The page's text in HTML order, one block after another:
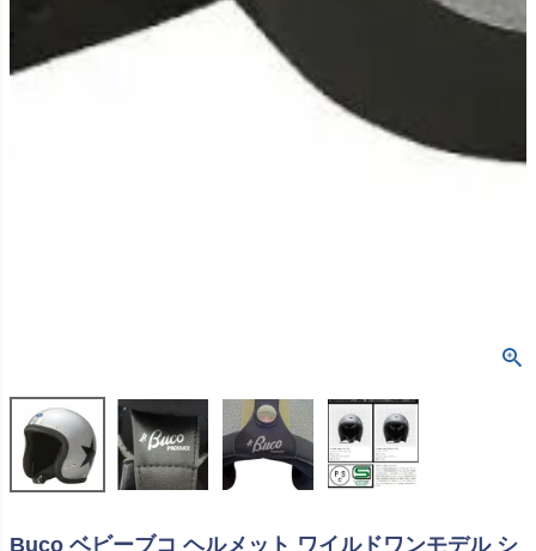
Buco ベビーブコ ヘルメット ワイルドワンモデル シ